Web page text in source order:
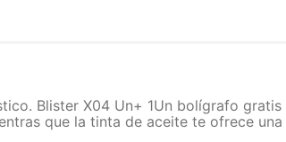
Blister X04 Un+ 1Un bolígrafo
que la tinta de aceite te ofrece